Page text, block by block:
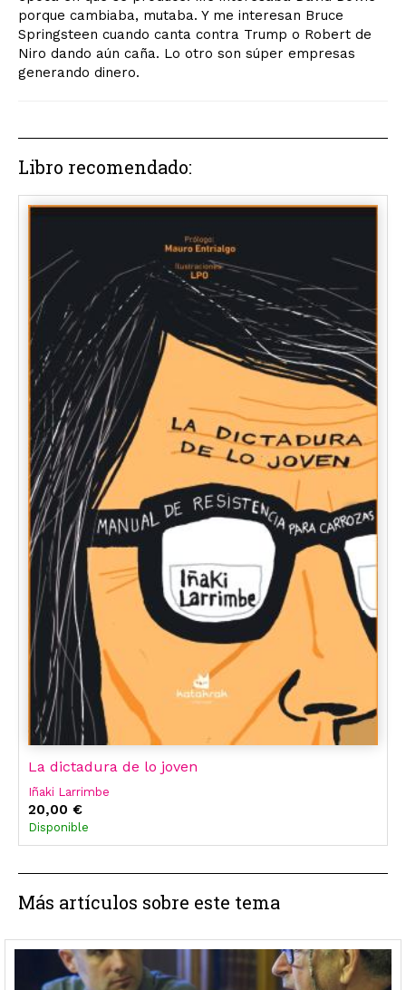
porque cambiaba, mutaba. Y me interesan Bruce
Springsteen cuando canta contra Trump o Robert de
Niro dando aún caña. Lo otro son súper empresas
generando dinero.
Libro recomendado:
La dictadura de lo joven
Iñaki Larrimbe
20,00 €
Disponible
Más artículos sobre este tema